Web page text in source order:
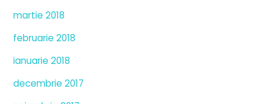
martie 2018
februarie 2018
ianuarie 2018
decembrie 2017